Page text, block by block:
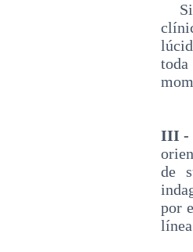
Si
III -
de
por